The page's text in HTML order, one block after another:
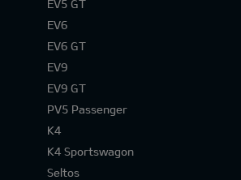
EV5 GT
EV6
EV6 GT
EV9
EV9 GT
PV5 Passenger
K4
K4 Sportswagon
Seltos